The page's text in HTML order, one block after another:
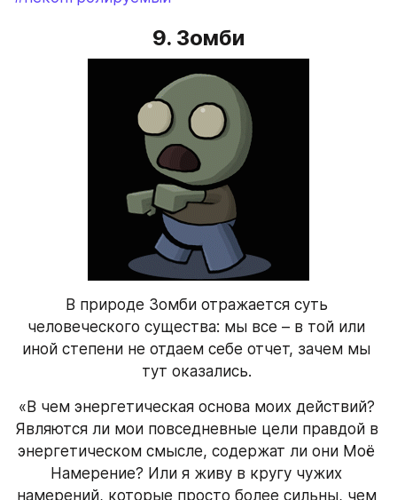
9. Зомби
В природе Зомби отражается суть
человеческого существа: мы все – в той или
иной степени не отдаем себе отчет, зачем мы
тут оказались.
«В чем энергетическая основа моих действий?
Являются ли мои повседневные цели правдой в
энергетическом смысле, содержат ли они Моё
Намерение? Или я живу в кругу чужих
намерений, которые просто более сильны, чем